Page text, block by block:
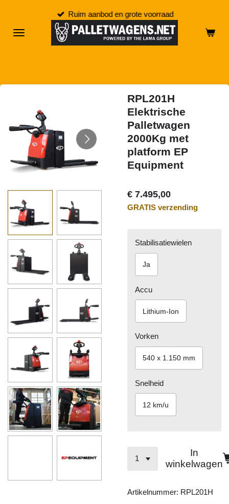
naar
Ruim aanbod en grote voorraad
RPL201H
Elektrische
Palletwagen
2000Kg met
platform EP
Equipment
€ 7.495,00
GRATIS verzending
Stabilisatiewielen
Ja
Accu
Lithium-Ion
Vorken
540 x 1.150 mm
Snelheid
12 km/u
In
winkelwagen
Artikelnummer: RPL201H